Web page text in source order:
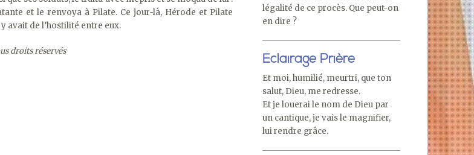
et le renvoya à Pilate. Ce jour-là, Hérode et Pilate
avait de l’hostilité entre eux.
droits réservés
légalité de ce procès. Que peut-on
en dire ?
Éclairage Prière
Et moi, humilié, meurtri, que ton
salut, Dieu, me redresse.
Et je louerai le nom de Dieu par
un cantique, je vais le magnifier,
lui rendre grâce.